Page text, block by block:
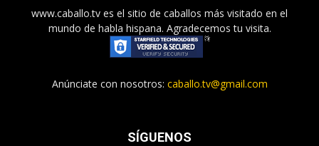
www.caballo.tv es el sitio de caballos más visitado en el
mundo de habla hispana. Agradecemos tu visita.
Anúnciate con nosotros: caballo.tv@gmail.com
SÍGUENOS